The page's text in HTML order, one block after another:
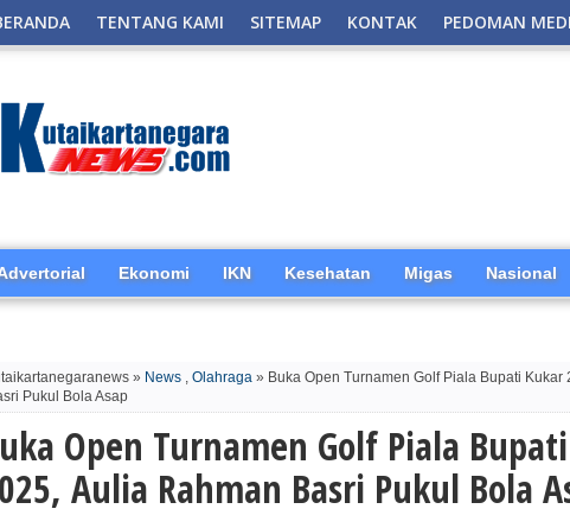
TENTANG KAMI SITEMAP KONTAK PEDOMAN
Ekonomi IKN Kesehatan Migas Nasional
» News , Olahraga » Buka Open Turnamen Golf Piala Bupati Kukar
Pukul Bola Asap
Open Turnamen Golf Piala
Aulia Rahman Basri Pukul Bola